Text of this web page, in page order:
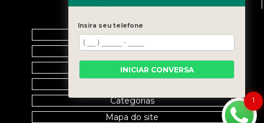
Home
Empresa
Galeria
Categorias
Mapa do site
1
Insira seu telefone
INICIAR CONVERSA